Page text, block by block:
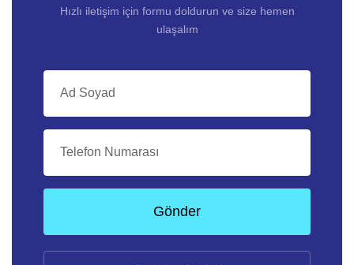
Hızlı iletişim için formu doldurun ve size hemen
ulaşalım
Gönder